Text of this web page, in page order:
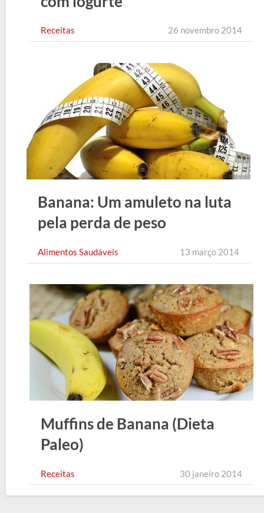
Receitas 26 novembro 2014
Banana: Um amuleto na luta
pela perda de peso
Alimentos Saudáveis 13 março 2014
Muffins de Banana (Dieta
Paleo)
Receitas 30 janeiro 2014